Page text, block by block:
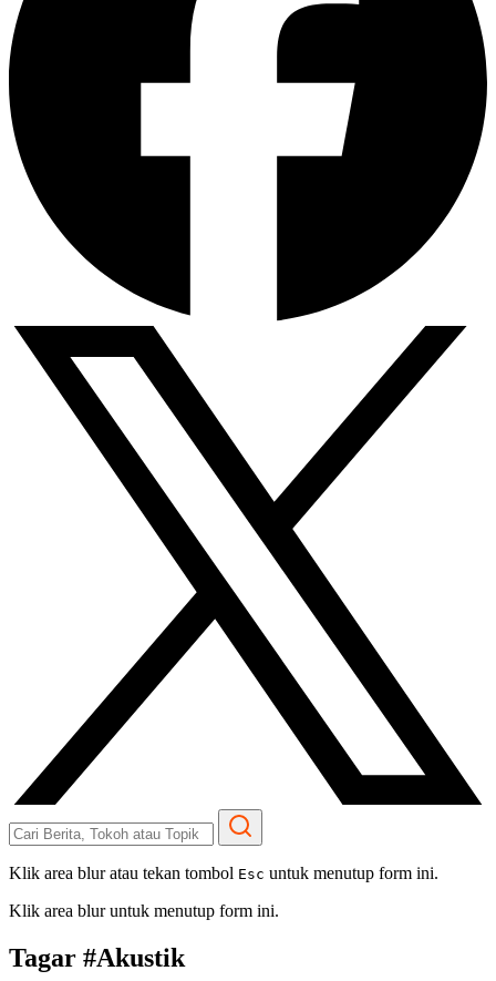
Klik area blur atau tekan tombol Esc untuk menutup form ini.
Klik area blur untuk menutup form ini.
Tagar #Akustik